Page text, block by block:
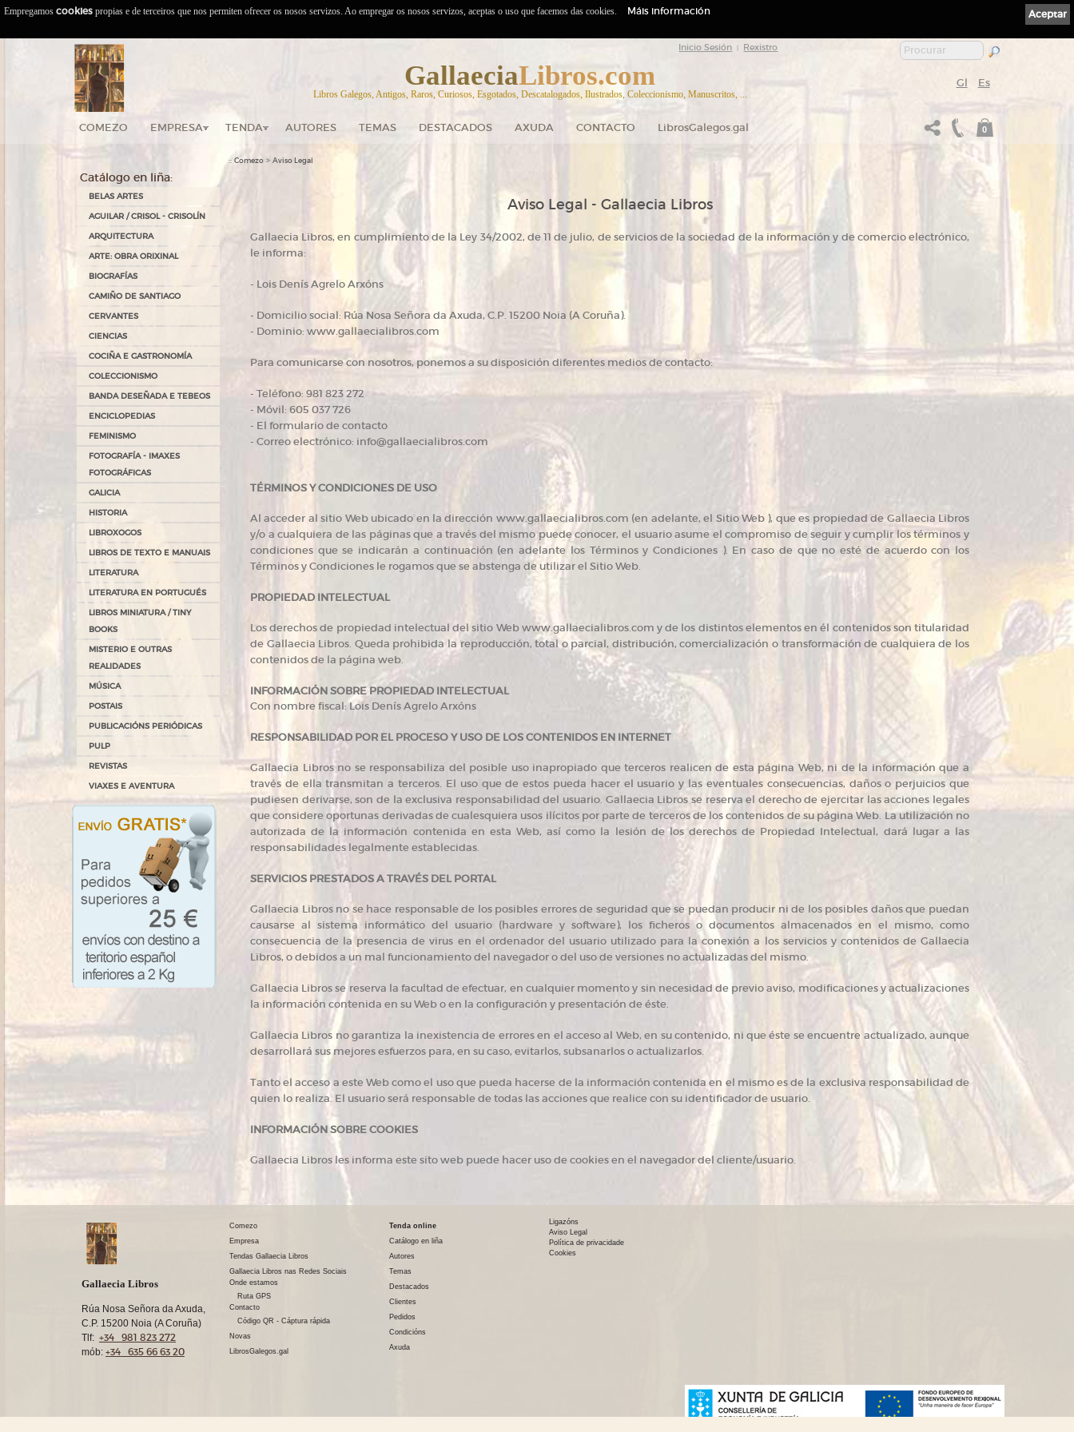
Inicio Sesión Rexistro
GallaeciaLibros.com
Libros Galegos, Antigos, Raros, Curiosos, Esgotados, Descatalogados, Ilustrados, Coleccionismo, Manuscritos, ...
Gl Es
COMEZO EMPRESA TENDA AUTORES TEMAS DESTACADOS AXUDA CONTACTO LibrosGalegos.gal 0
Catálogo en liña:
BELAS ARTES
AGUILAR / CRISOL - CRISOLÍN
ARQUITECTURA
ARTE: OBRA ORIXINAL
BIOGRAFÍAS
CAMIÑO DE SANTIAGO
CERVANTES
CIENCIAS
COCIÑA E GASTRONOMÍA
COLECCIONISMO
BANDA DESEÑADA E TEBEOS
ENCICLOPEDIAS
FEMINISMO
FOTOGRAFÍA - IMAXES
FOTOGRÁFICAS
GALICIA
HISTORIA
LIBROXOGOS
LIBROS DE TEXTO E MANUAIS
LITERATURA
LITERATURA EN PORTUGUÉS
LIBROS MINIATURA / TINY
BOOKS
MISTERIO E OUTRAS
REALIDADES
MÚSICA
POSTAIS
PUBLICACIÓNS PERIÓDICAS
PULP
REVISTAS
VIAXES E AVENTURA
:: Comezo > Aviso Legal
Aviso Legal - Gallaecia Libros
Gallaecia Libros, en cumplimiento de la Ley 34/2002, de 11 de julio, de servicios de la sociedad de la información y de comercio electrónico,
le informa:
- Lois Denís Agrelo Arxóns
- Domicilio social: Rúa Nosa Señora da Axuda, C.P. 15200 Noia (A Coruña).
- Dominio: www.gallaecialibros.com
Para comunicarse con nosotros, ponemos a su disposición diferentes medios de contacto:
- Teléfono: 981 823 272
- Móvil: 605 037 726
- El formulario de contacto
- Correo electrónico: info@gallaecialibros.com
TÉRMINOS Y CONDICIONES DE USO
Al acceder al sitio Web ubicado en la dirección www.gallaecialibros.com (en adelante, el Sitio Web ), que es propiedad de Gallaecia Libros
y/o a cualquiera de las páginas que a través del mismo puede conocer, el usuario asume el compromiso de seguir y cumplir los términos y
condiciones que se indicarán a continuación (en adelante los Términos y Condiciones ). En caso de que no esté de acuerdo con los
Términos y Condiciones le rogamos que se abstenga de utilizar el Sitio Web.
PROPIEDAD INTELECTUAL
Los derechos de propiedad intelectual del sitio Web www.gallaecialibros.com y de los distintos elementos en él contenidos son titularidad
de Gallaecia Libros. Queda prohibida la reproducción, total o parcial, distribución, comercialización o transformación de cualquiera de los
contenidos de la página web.
INFORMACIÓN SOBRE PROPIEDAD INTELECTUAL
Con nombre fiscal: Lois Denís Agrelo Arxóns
RESPONSABILIDAD POR EL PROCESO Y USO DE LOS CONTENIDOS EN INTERNET
Gallaecia Libros no se responsabiliza del posible uso inapropiado que terceros realicen de esta página Web, ni de la información que a
través de ella transmitan a terceros. El uso que de estos pueda hacer el usuario y las eventuales consecuencias, daños o perjuicios que
pudiesen derivarse, son de la exclusiva responsabilidad del usuario. Gallaecia Libros se reserva el derecho de ejercitar las acciones legales
que considere oportunas derivadas de cualesquiera usos ilícitos por parte de terceros de los contenidos de su página Web. La utilización no
autorizada de la información contenida en esta Web, así como la lesión de los derechos de Propiedad Intelectual, dará lugar a las
responsabilidades legalmente establecidas.
SERVICIOS PRESTADOS A TRAVÉS DEL PORTAL
Gallaecia Libros no se hace responsable de los posibles errores de seguridad que se puedan producir ni de los posibles daños que puedan
causarse al sistema informático del usuario (hardware y software), los ficheros o documentos almacenados en el mismo, como
consecuencia de la presencia de virus en el ordenador del usuario utilizado para la conexión a los servicios y contenidos de Gallaecia
Libros, o debidos a un mal funcionamiento del navegador o del uso de versiones no actualizadas del mismo.
Gallaecia Libros se reserva la facultad de efectuar, en cualquier momento y sin necesidad de previo aviso, modificaciones y actualizaciones
la información contenida en su Web o en la configuración y presentación de éste.
Gallaecia Libros no garantiza la inexistencia de errores en el acceso al Web, en su contenido, ni que éste se encuentre actualizado, aunque
desarrollará sus mejores esfuerzos para, en su caso, evitarlos, subsanarlos o actualizarlos.
Tanto el acceso a este Web como el uso que pueda hacerse de la información contenida en el mismo es de la exclusiva responsabilidad de
quien lo realiza. El usuario será responsable de todas las acciones que realice con su identificador de usuario.
INFORMACIÓN SOBRE COOKIES
Gallaecia Libros les informa este sito web puede hacer uso de cookies en el navegador del cliente/usuario.
Gallaecia Libros
Rúa Nosa Señora da Axuda,
C.P. 15200 Noia (A Coruña)
Tlf: +34 981 823 272
mób: +34 635 66 63 20
Comezo
Empresa
Tendas Gallaecia Libros
Gallaecia Libros nas Redes Sociais
Onde estamos
Ruta GPS
Contacto
Código QR - Cáptura rápida
Novas
LibrosGalegos.gal
Tenda online
Catálogo en liña
Autores
Temas
Destacados
Clientes
Pedidos
Condicións
Axuda
Ligazóns
Aviso Legal
Política de privacidade
Cookies
Aceptar
Empregamos cookies propias e de terceiros que nos permiten ofrecer os nosos servizos. Ao empregar os nosos servizos, aceptas o uso que facemos das cookies. Máis información